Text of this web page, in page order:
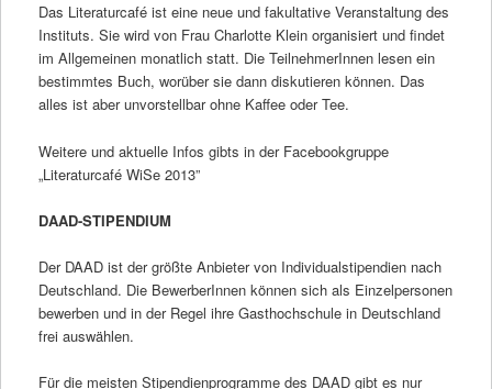
Das Literaturcafé ist eine neue und fakultative Veranstaltung des
Instituts. Sie wird von Frau Charlotte Klein organisiert und findet
im Allgemeinen monatlich statt. Die TeilnehmerInnen lesen ein
bestimmtes Buch, worüber sie dann diskutieren können. Das
alles ist aber unvorstellbar ohne Kaffee oder Tee.
Weitere und aktuelle Infos gibts in der Facebookgruppe
„Literaturcafé WiSe 2013”
DAAD-STIPENDIUM
Der DAAD ist der größte Anbieter von Individualstipendien nach
Deutschland. Die BewerberInnen können sich als Einzelpersonen
bewerben und in der Regel ihre Gasthochschule in Deutschland
frei auswählen.
Für die meisten Stipendienprogramme des DAAD gibt es nur